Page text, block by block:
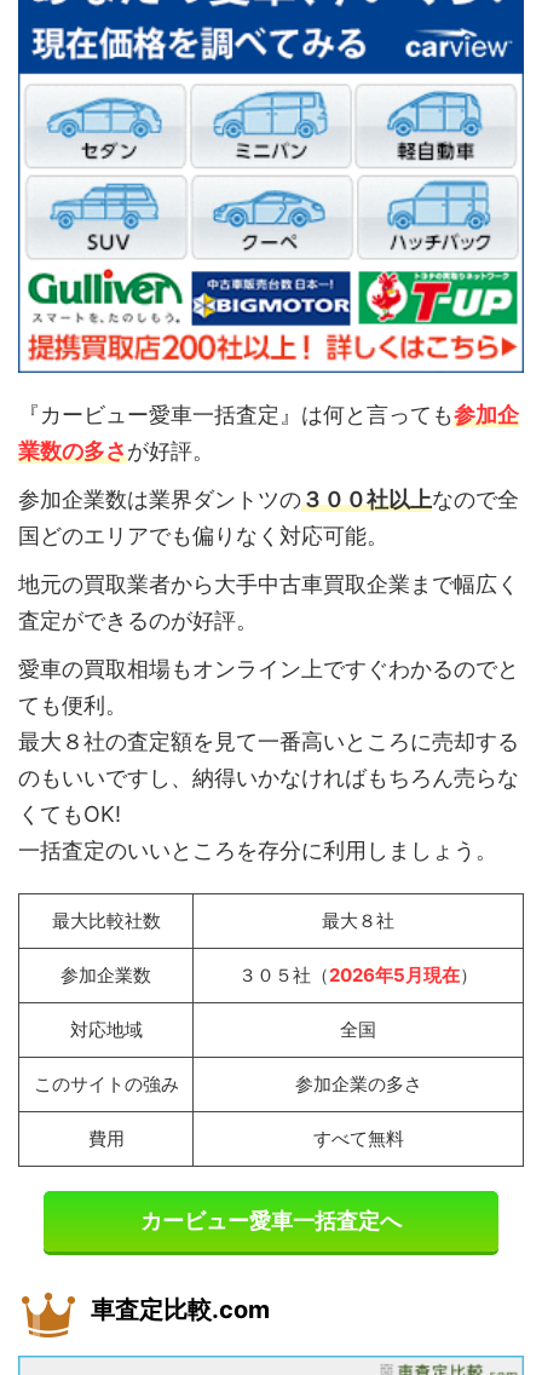
『カービュー愛車一括査定』は何と言っても参加企
業数の多さが好評。
参加企業数は業界ダントツの３００社以上なので全
国どのエリアでも偏りなく対応可能。
地元の買取業者から大手中古車買取企業まで幅広く
査定ができるのが好評。
愛車の買取相場もオンライン上ですぐわかるのでと
ても便利。
最大８社の査定額を見て一番高いところに売却する
のもいいですし、納得いかなければもちろん売らな
くてもOK!
一括査定のいいところを存分に利用しましょう。
最大比較社数 最大８社
参加企業数 ３０５社（2026年5月現在）
対応地域 全国
このサイトの強み 参加企業の多さ
費用 すべて無料
カービュー愛車一括査定へ
車査定比較.com